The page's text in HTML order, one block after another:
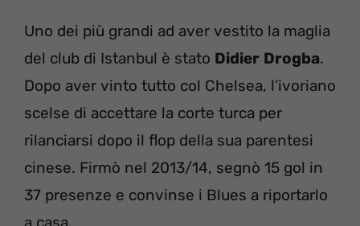
Uno dei più grandi ad aver vestito la maglia
del club di Istanbul è stato Didier Drogba.
Dopo aver vinto tutto col Chelsea, l’ivoriano
scelse di accettare la corte turca per
rilanciarsi dopo il flop della sua parentesi
cinese. Firmò nel 2013/14, segnò 15 gol in
37 presenze e convinse i Blues a riportarlo
a casa.